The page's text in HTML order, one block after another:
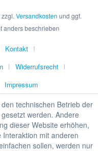
Versandkosten und ggf.
anders beschrieben
Kontakt
Widerrufsrecht
Impressum
technischen Betrieb der
werden. Andere
dieser Website erhöhen,
mit anderen
sollen, werden nur